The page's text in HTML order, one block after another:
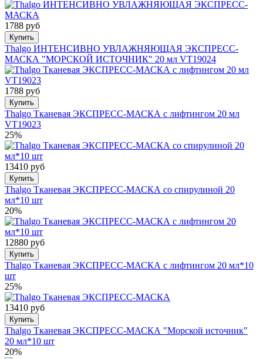
1788 руб
Купить
Thalgo ИНТЕНСИВНО УВЛАЖНЯЮЩАЯ ЭКСПРЕСС-
МАСКА "МОРСКОЙ ИСТОЧНИК" 20 мл VT19024
1788 руб
Купить
Thalgo Тканевая ЭКСПРЕСС-МАСКА с лифтингом 20 мл
VT19023
25%
13410 руб
Купить
Thalgo Тканевая ЭКСПРЕСС-МАСКА со спирулиной 20
мл*10 шт
20%
12880 руб
Купить
Thalgo Тканевая ЭКСПРЕСС-МАСКА с лифтингом 20 мл*10
шт
25%
13410 руб
Купить
Thalgo Тканевая ЭКСПРЕСС-МАСКА "Морской источник"
20 мл*10 шт
20%